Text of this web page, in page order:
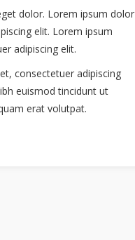
dolor. Lorem ipsum dolor
elit. Lorem ipsum
adipiscing elit.
consectetuer adipiscing
euismod tincidunt ut
erat volutpat.